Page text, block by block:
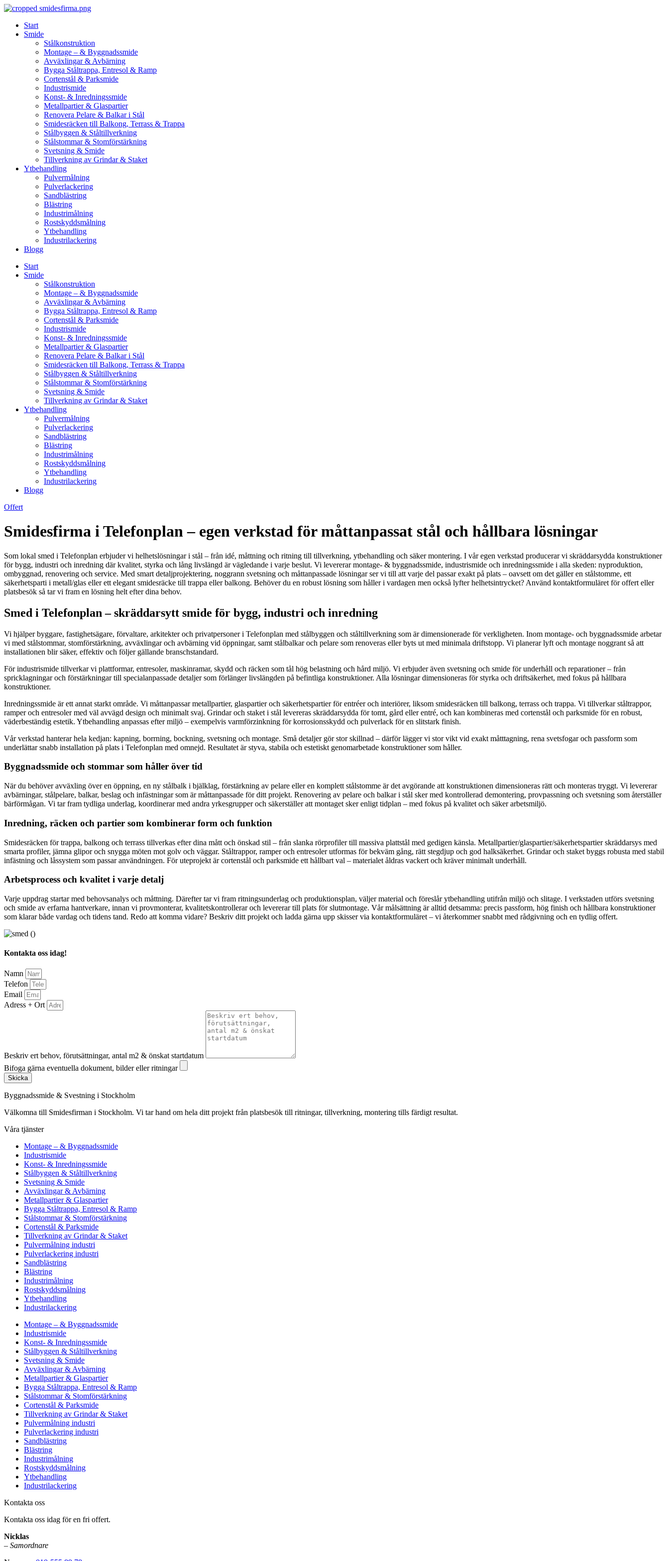
Skip
contentStart
Smide
Stålkonstruktion
Montage – & Byggnadssmide
Avväxlingar & Avbärning
Bygga Ståltrappa, Entresol & Ramp
Cortenstål & Parksmide
Industrismide
Konst- & Inredningssmide
Metallpartier & Glaspartier
Renovera Pelare & Balkar i Stål
Smidesräcken till Balkong, Terrass & Trappa
Stålbyggen & Ståltillverkning
Stålstommar & Stomförstärkning
Svetsning & Smide
Tillverkning av Grindar & Staket
Ytbehandling
Pulvermålning
Pulverlackering
Sandblästring
Blästring
Industrimålning
Rostskyddsmålning
Ytbehandling
Industrilackering
Blogg
Start
Smide
Stålkonstruktion
Montage – & Byggnadssmide
Avväxlingar & Avbärning
Bygga Ståltrappa, Entresol & Ramp
Cortenstål & Parksmide
Industrismide
Konst- & Inredningssmide
Metallpartier & Glaspartier
Renovera Pelare & Balkar i Stål
Smidesräcken till Balkong, Terrass & Trappa
Stålbyggen & Ståltillverkning
Stålstommar & Stomförstärkning
Svetsning & Smide
Tillverkning av Grindar & Staket
Ytbehandling
Pulvermålning
Pulverlackering
Sandblästring
Blästring
Industrimålning
Rostskyddsmålning
Ytbehandling
Industrilackering
Blogg
Offert
Smidesfirma i Telefonplan – egen verkstad för måttanpassat stål och hållbara lösningar
Som lokal smed i Telefonplan erbjuder vi helhetslösningar i stål – från idé, måttning och ritning till tillverkning, ytbehandling och säker montering. I vår egen verkstad producerar vi skräddarsydda konstruktioner
för bygg, industri och inredning där kvalitet, styrka och lång livslängd är vägledande i varje beslut. Vi levererar montage- & byggnadssmide, industrismide och inredningssmide i alla skeden: nyproduktion,
ombyggnad, renovering och service. Med smart detaljprojektering, noggrann svetsning och måttanpassade lösningar ser vi till att varje del passar exakt på plats – oavsett om det gäller en stålstomme, ett
säkerhetsparti i metall/glas eller ett elegant smidesräcke till trappa eller balkong. Behöver du en robust lösning som håller i vardagen men också lyfter helhetsintrycket? Använd kontaktformuläret för offert eller
platsbesök så tar vi fram en lösning helt efter dina behov.
Smed i Telefonplan – skräddarsytt smide för bygg, industri och inredning
Vi hjälper byggare, fastighetsägare, förvaltare, arkitekter och privatpersoner i Telefonplan med stålbyggen och ståltillverkning som är dimensionerade för verkligheten. Inom montage- och byggnadssmide arbetar
vi med stålstommar, stomförstärkning, avväxlingar och avbärning vid öppningar, samt stålbalkar och pelare som renoveras eller byts ut med minimala driftstopp. Vi planerar lyft och montage noggrant så att
installationen blir säker, effektiv och följer gällande branschstandard.
För industrismide tillverkar vi plattformar, entresoler, maskinramar, skydd och räcken som tål hög belastning och hård miljö. Vi erbjuder även svetsning och smide för underhåll och reparationer – från
spricklagningar och förstärkningar till specialanpassade detaljer som förlänger livslängden på befintliga konstruktioner. Alla lösningar dimensioneras för styrka och driftsäkerhet, med fokus på hållbara
konstruktioner.
Inredningssmide är ett annat starkt område. Vi måttanpassar metallpartier, glaspartier och säkerhetspartier för entréer och interiörer, liksom smidesräcken till balkong, terrass och trappa. Vi tillverkar ståltrappor,
ramper och entresoler med väl avvägd design och minimalt svaj. Grindar och staket i stål levereras skräddarsydda för tomt, gård eller entré, och kan kombineras med cortenstål och parksmide för en robust,
väderbeständig estetik. Ytbehandling anpassas efter miljö – exempelvis varmförzinkning för korrosionsskydd och pulverlack för en slitstark finish.
Vår verkstad hanterar hela kedjan: kapning, borrning, bockning, svetsning och montage. Små detaljer gör stor skillnad – därför lägger vi stor vikt vid exakt måtttagning, rena svetsfogar och passform som
underlättar snabb installation på plats i Telefonplan med omnejd. Resultatet är styva, stabila och estetiskt genomarbetade konstruktioner som håller.
Byggnadssmide och stommar som håller över tid
När du behöver avväxling över en öppning, en ny stålbalk i bjälklag, förstärkning av pelare eller en komplett stålstomme är det avgörande att konstruktionen dimensioneras rätt och monteras tryggt. Vi levererar
avbärningar, stålpelare, balkar, beslag och infästningar som är måttanpassade för ditt projekt. Renovering av pelare och balkar i stål sker med kontrollerad demontering, provpassning och svetsning som återställer
bärförmågan. Vi tar fram tydliga underlag, koordinerar med andra yrkesgrupper och säkerställer att montaget sker enligt tidplan – med fokus på kvalitet och säker arbetsmiljö.
Inredning, räcken och partier som kombinerar form och funktion
Smidesräcken för trappa, balkong och terrass tillverkas efter dina mått och önskad stil – från slanka rörprofiler till massiva plattstål med gedigen känsla. Metallpartier/glaspartier/säkerhetspartier skräddarsys med
smarta profiler, jämna glipor och snygga möten mot golv och väggar. Ståltrappor, ramper och entresoler utformas för bekväm gång, rätt stegdjup och god halksäkerhet. Grindar och staket byggs robusta med stabil
infästning och låssystem som passar användningen. För uteprojekt är cortenstål och parksmide ett hållbart val – materialet åldras vackert och kräver minimalt underhåll.
Arbetsprocess och kvalitet i varje detalj
Varje uppdrag startar med behovsanalys och måttning. Därefter tar vi fram ritningsunderlag och produktionsplan, väljer material och föreslår ytbehandling utifrån miljö och slitage. I verkstaden utförs svetsning
och smide av erfarna hantverkare, innan vi provmonterar, kvalitetskontrollerar och levererar till plats för slutmontage. Vår målsättning är alltid detsamma: precis passform, hög finish och hållbara konstruktioner
som klarar både vardag och tidens tand. Redo att komma vidare? Beskriv ditt projekt och ladda gärna upp skisser via kontaktformuläret – vi återkommer snabbt med rådgivning och en tydlig offert.
Kontakta oss idag!
Namn
Telefon
Email
Adress + Ort
Beskriv ert behov, förutsättningar, antal m2 & önskat startdatum
Bifoga gärna eventuella dokument, bilder eller ritningar
Skicka
Byggnadssmide & Svestning i Stockholm
Välkomna till Smidesfirman i Stockholm. Vi tar hand om hela ditt projekt från platsbesök till ritningar, tillverkning, montering tills färdigt resultat.
Våra tjänster
Montage – & Byggnadssmide
Industrismide
Konst- & Inredningssmide
Stålbyggen & Ståltillverkning
Svetsning & Smide
Avväxlingar & Avbärning
Metallpartier & Glaspartier
Bygga Ståltrappa, Entresol & Ramp
Stålstommar & Stomförstärkning
Cortenstål & Parksmide
Tillverkning av Grindar & Staket
Pulvermålning industri
Pulverlackering industri
Sandblästring
Blästring
Industrimålning
Rostskyddsmålning
Ytbehandling
Industrilackering
Montage – & Byggnadssmide
Industrismide
Konst- & Inredningssmide
Stålbyggen & Ståltillverkning
Svetsning & Smide
Avväxlingar & Avbärning
Metallpartier & Glaspartier
Bygga Ståltrappa, Entresol & Ramp
Stålstommar & Stomförstärkning
Cortenstål & Parksmide
Tillverkning av Grindar & Staket
Pulvermålning industri
Pulverlackering industri
Sandblästring
Blästring
Industrimålning
Rostskyddsmålning
Ytbehandling
Industrilackering
Kontakta oss
Kontakta oss idag för en fri offert.
Nicklas
– Samordnare